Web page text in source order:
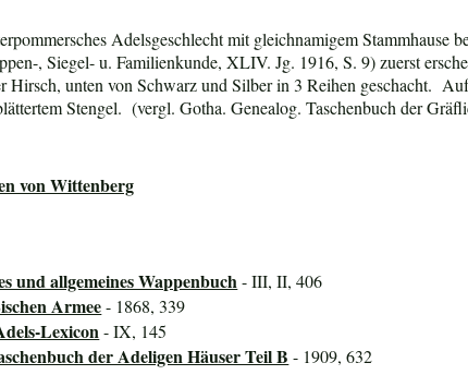
Adelsgeschlecht mit gleichnamigem Stammhause
, Siegel- u. Familienkunde, XLIV. Jg. 1916, S. 9) zuerst
Hirsch, unten von Schwarz und Silber in 3 Reihen geschacht.
Stengel. (vergl. Gotha. Genealog. Taschenbuch der
von Wittenberg
und allgemeines Wappenbuch- III, II, 406
Armee- 1868, 339
Lexicon- IX, 145
der Adeligen Häuser Teil B - 1909, 632